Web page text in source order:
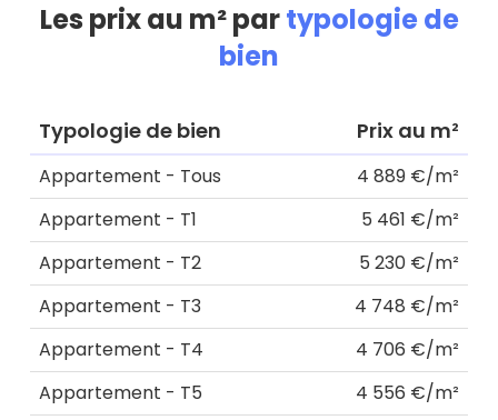
Les prix au m² partypologie de
bien
Typologie de bien Prix au m²
Appartement - Tous
4 889 €/m²
Appartement - T1
5 461 €/m²
Appartement - T2
5 230 €/m²
Appartement - T3
4 748 €/m²
Appartement - T4
4 706 €/m²
Appartement - T5
4 556 €/m²